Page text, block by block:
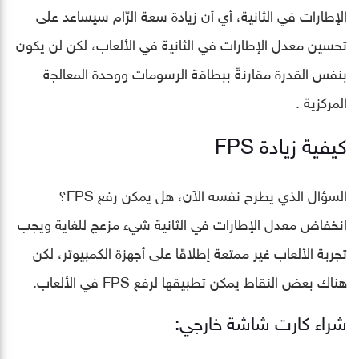
الإطارات في الثانية، أي أن زيادة سعة الرّام سيساعد على
تحسين معدل الإطارات في الثانية في الألعاب، لكن لن يكون
بنفس القدرة مقارنةً ببطاقة الرسومات ووحدة المعالجة
المركزية .
كيفية زيادة FPS
السؤال الذي يطرح نفسه الآن، هل يمكن رفع FPS؟
انخفاض معدل الإطارات في الثانية شيء مزعج للغاية ويجب
تجربة الألعاب غير ممتعة إطلاقًا على أجهزة الكمبيوتر، لكن
هناك بعض النقاط يمكن تطبيقها لرفع FPS في الألعاب.
شراء كارت شاشة خارجي: